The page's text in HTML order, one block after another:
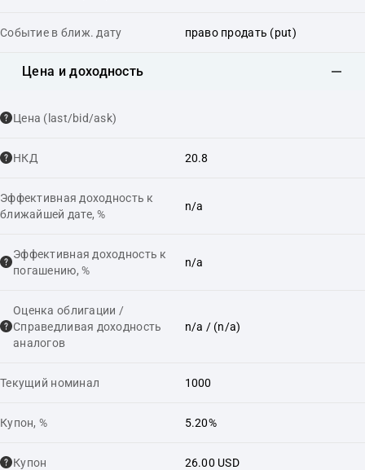
Событие в ближ. дату право продать (put)
Цена и доходность
Цена (last/bid/ask)
НКД 20.8
Эффективная доходность к
ближайшей дате, %
n/a
Эффективная доходность к
погашению, %
n/a
Оценка облигации /
Справедливая доходность
аналогов
n/a / (n/a)
Текущий номинал 1000
Купон, % 5.20%
Купон 26.00 USD